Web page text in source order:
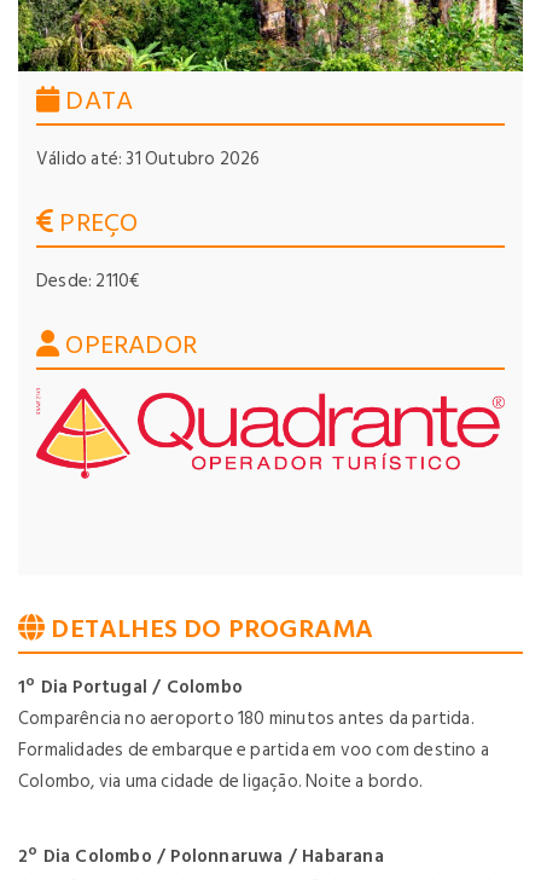
DATA
Válido até: 31 Outubro 2026
PREÇO
Desde: 2110€
OPERADOR
DETALHES DO PROGRAMA
1º Dia Portugal / Colombo
Comparência no aeroporto 180 minutos antes da partida.
Formalidades de embarque e partida em voo com destino a
Colombo, via uma cidade de ligação. Noite a bordo.
2º Dia Colombo / Polonnaruwa / Habarana